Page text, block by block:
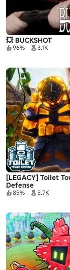
💥 BUCKSHOT
96% 3.1K
[LEGACY] Toilet
Defense
85% 5.7K